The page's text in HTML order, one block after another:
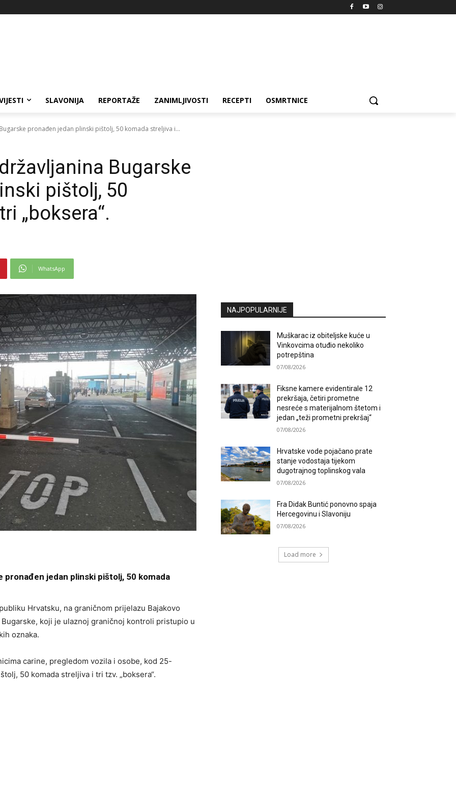
SLAVONIJA REPORTAŽE ZANIMLJIVOSTI RECEPTI OSMRTNICE
pronađen jedan plinski pištolj, 50 komada streljiva i...
Bugarske
pištolj, 50
„boksera“.
WhatsApp
pronađen jedan plinski pištolj, 50 komada
Hrvatsku, na graničnom prijelazu Bajakovo
koji je ulaznoj graničnoj kontroli pristupio u
oznaka.
carine, pregledom vozila i osobe, kod 25-
50 komada streljiva i tri tzv. „boksera“.
NAJPOPULARNIJE
Muškarac iz obiteljske kuće u
Vinkovcima otuđio nekoliko
potrepština
07/08/2026
Fiksne kamere evidentirale 12
prekršaja, četiri prometne
nesreće s materijalnom štetom i
jedan „teži prometni prekršaj“
07/08/2026
Hrvatske vode pojačano prate
stanje vodostaja tijekom
dugotrajnog toplinskog vala
07/08/2026
Fra Didak Buntić ponovno spaja
Hercegovinu i Slavoniju
07/08/2026
Load more